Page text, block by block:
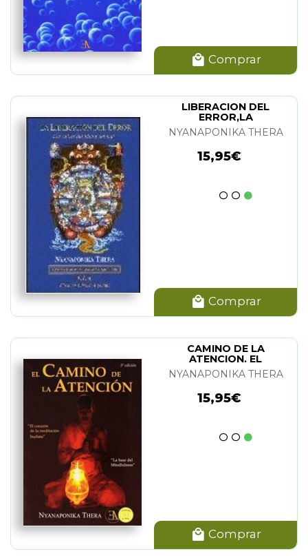
Comprar
LIBERACION DEL
ERROR,LA
NYANAPONIKA THERA
15,95€
Comprar
CAMINO DE LA
ATENCION. EL
NYANAPONIKA THERA
15,95€
Comprar